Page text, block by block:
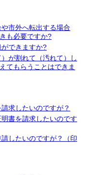
市外へ転出する場合
も必要ですか?
できますか?
が割れて（汚れて）し
てもらうことはできま
求したいのですが？
書を請求したいのです
したいのですが？（印